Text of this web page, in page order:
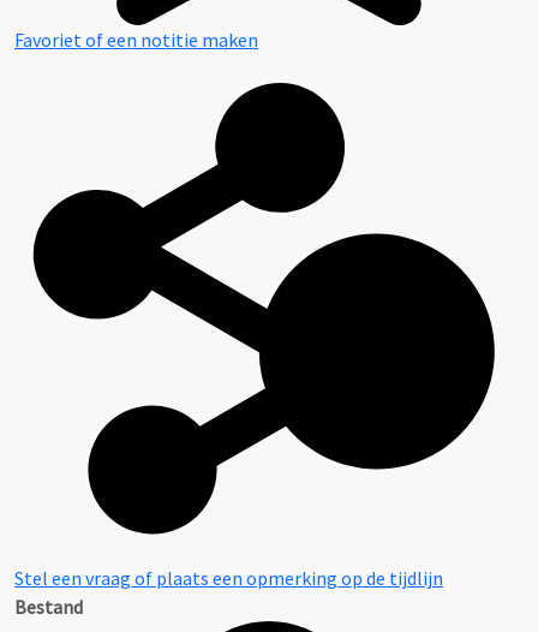
Favoriet of een notitie maken
Stel een vraag of plaats een opmerking op de tijdlijn
Bestand